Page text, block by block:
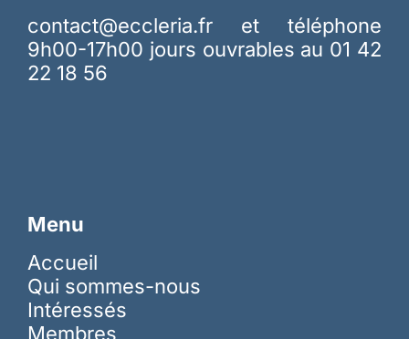
contact@eccleria.fr et téléphone
9h00-17h00 jours ouvrables au 01 42
22 18 56
Menu
Accueil
Qui sommes-nous
Intéressés
Membres